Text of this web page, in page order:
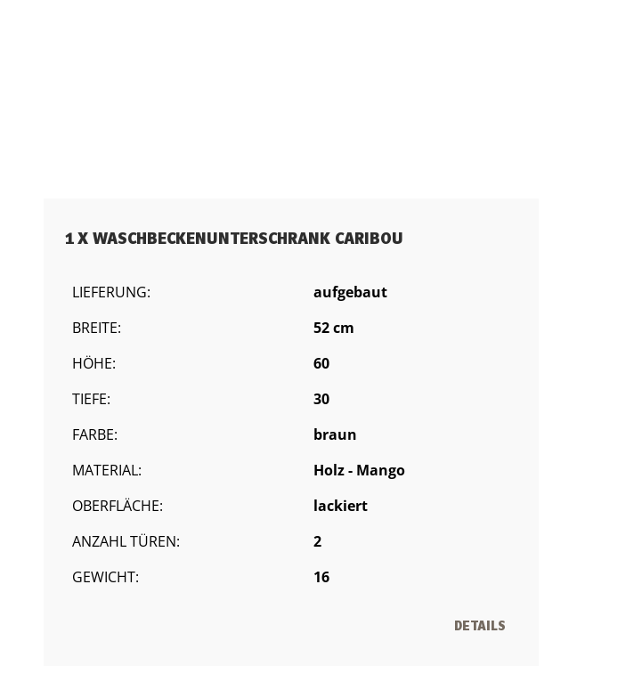
1 X WASCHBECKENUNTERSCHRANK CARIBOU
LIEFERUNG:
aufgebaut
BREITE:
52 cm
HÖHE:
60
TIEFE:
30
FARBE:
braun
MATERIAL:
Holz - Mango
OBERFLÄCHE:
lackiert
ANZAHL TÜREN:
2
GEWICHT:
16
DETAILS